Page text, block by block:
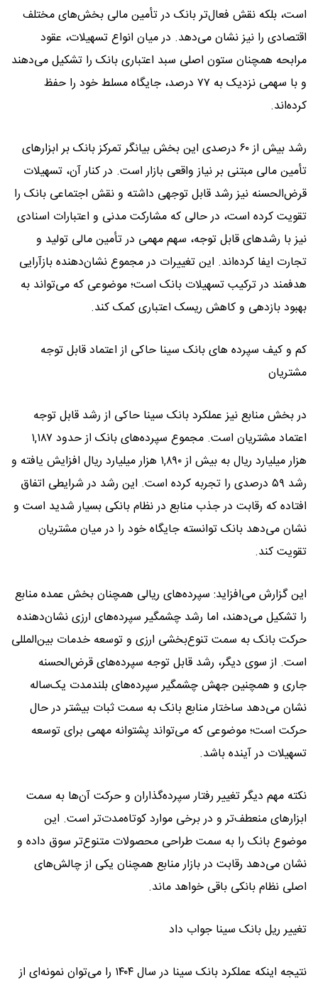
است، بلکه نقش فعال‌تر بانک در تأمین مالی بخش‌های مختلف
اقتصادی را نیز نشان می‌دهد. در میان انواع تسهیلات، عقود
مرابحه همچنان ستون اصلی سبد اعتباری بانک را تشکیل می‌دهند
و با سهمی نزدیک به ۷۷ درصد، جایگاه مسلط خود را حفظ
کرده‌اند.
رشد بیش از ۶۰ درصدی این بخش بیانگر تمرکز بانک بر ابزارهای
تأمین مالی مبتنی بر نیاز واقعی بازار است. در کنار آن، تسهیلات
قرض‌الحسنه نیز رشد قابل توجهی داشته و نقش اجتماعی بانک را
تقویت کرده است، در حالی که مشارکت مدنی و اعتبارات اسنادی
نیز با رشدهای قابل توجه، سهم مهمی در تأمین مالی تولید و
تجارت ایفا کرده‌اند. این تغییرات در مجموع نشان‌دهنده بازآرایی
هدفمند در ترکیب تسهیلات بانک است؛ موضوعی که می‌تواند به
بهبود بازدهی و کاهش ریسک اعتباری کمک کند.
کم و کیف سپرده های بانک سینا حاکی از اعتماد قابل توجه
مشتریان
در بخش منابع نیز عملکرد بانک سینا حاکی از رشد قابل توجه
اعتماد مشتریان است. مجموع سپرده‌های بانک از حدود ۱,۱۸۷
هزار میلیارد ریال به بیش از ۱,۸۹۰ هزار میلیارد ریال افزایش یافته و
رشد ۵۹ درصدی را تجربه کرده است. این رشد در شرایطی اتفاق
افتاده که رقابت در جذب منابع در نظام بانکی بسیار شدید است و
نشان می‌دهد بانک توانسته جایگاه خود را در میان مشتریان
تقویت کند.
این گزارش می‌افزاید: سپرده‌های ریالی همچنان بخش عمده منابع
را تشکیل می‌دهند، اما رشد چشمگیر سپرده‌های ارزی نشان‌دهنده
حرکت بانک به سمت تنوع‌بخشی ارزی و توسعه خدمات بین‌المللی
است. از سوی دیگر، رشد قابل توجه سپرده‌های قرض‌الحسنه
جاری و همچنین جهش چشمگیر سپرده‌های بلندمدت یک‌ساله
نشان می‌دهد ساختار منابع بانک به سمت ثبات بیشتر در حال
حرکت است؛ موضوعی که می‌تواند پشتوانه مهمی برای توسعه
تسهیلات در آینده باشد.
نکته مهم دیگر تغییر رفتار سپرده‌گذاران و حرکت آن‌ها به سمت
ابزارهای منعطف‌تر و در برخی موارد کوتاه‌مدت‌تر است. این
موضوع بانک را به سمت طراحی محصولات متنوع‌تر سوق داده و
نشان می‌دهد رقابت در بازار منابع همچنان یکی از چالش‌های
اصلی نظام بانکی باقی خواهد ماند.
تغییر ریل بانک سینا جواب داد
نتیجه اینکه عملکرد بانک سینا در سال ۱۴۰۴ را می‌توان نمونه‌ای از